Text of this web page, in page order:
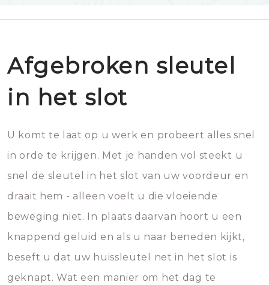
Afgebroken sleutel
in het slot
U komt te laat op u werk en probeert alles snel
in orde te krijgen. Met je handen vol steekt u
snel de sleutel in het slot van uw voordeur en
draait hem - alleen voelt u die vloeiende
beweging niet. In plaats daarvan hoort u een
knappend geluid en als u naar beneden kijkt,
beseft u dat uw huissleutel net in het slot is
geknapt. Wat een manier om het dag te